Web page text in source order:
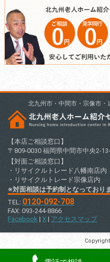
北九州市・中間市・宗像市・
【本店ご相談窓口】
〒809-0030 福岡県中間市中央2-
【対面ご相談窓口】
・リサイクルトレード八幡南店内
・リサイクルトレード宗像店内
※対面相談は予約制となっておりま
TEL: 0120-092-708
FAX: 093-244-8866
Facebook | X | アクセスマップ